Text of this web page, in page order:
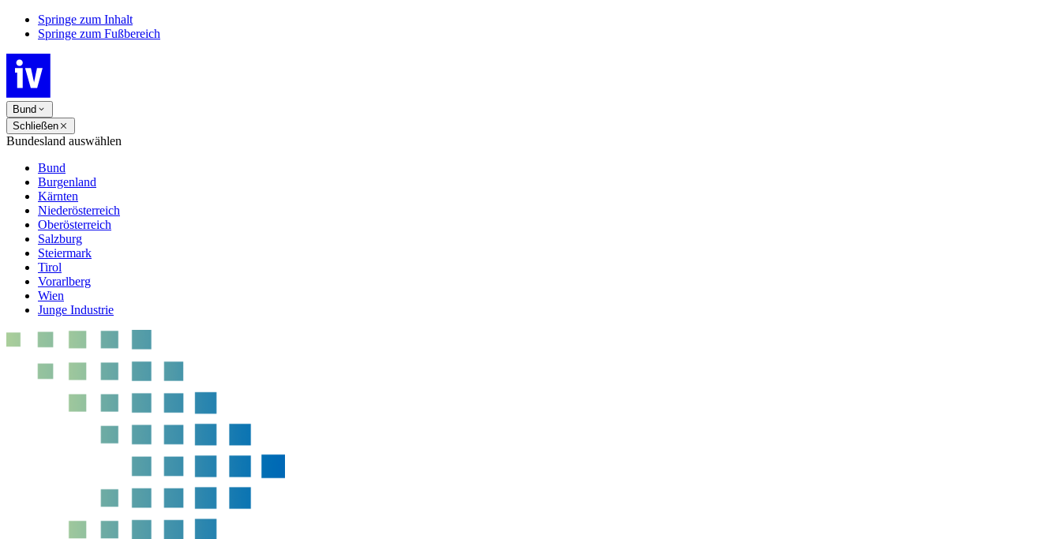
Springe zum Inhalt
Springe zum Fußbereich
Bund
Schließen
Bundesland auswählen
Bund
Burgenland
Kärnten
Niederösterreich
Oberösterreich
Salzburg
Steiermark
Tirol
Vorarlberg
Wien
Junge Industrie